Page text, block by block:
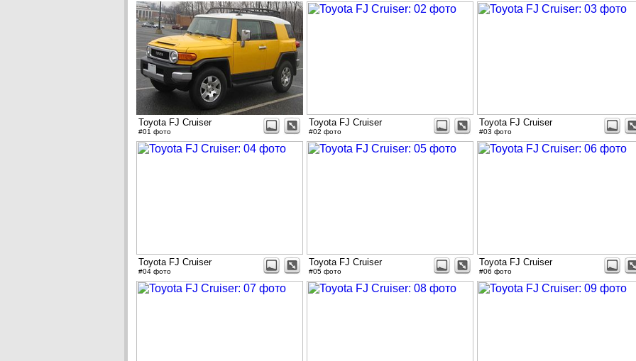
Toyota FJ Cruiser
#01 фото
Toyota FJ Cruiser
#02 фото
Toyota FJ Cruiser
#03 фото
Toyota FJ Cruiser
#04 фото
Toyota FJ Cruiser
#05 фото
Toyota FJ Cruiser
#06 фото